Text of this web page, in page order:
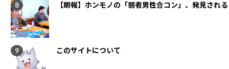
【朗報】ホンモノの「弱者男性合コン」、発見される
このサイトについて